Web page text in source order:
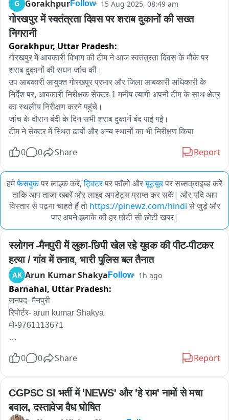
G GorakhpurFollow 15 Aug 2025, 08:49 am
गोरखपुर में स्वतंत्रता दिवस पर शराब दुकानों की सख्त
निगरानी
Gorakhpur, Uttar Pradesh:
गोरखपुर में आबकारी विभाग की टीम ने आज स्वतंत्रता दिवस के मौके पर
शराब दुकानों की सघन जांच की।
उप आबकारी आयुक्त गोरखपुर प्रभार और जिला आबकारी अधिकारी के
निर्देश पर, आबकारी निरीक्षक सेक्टर-1 मनीष त्यागी अपनी टीम के साथ क्षेत्र
का स्थलीय निरीक्षण करने पहुंचे।
जांच के दौरान बंदी के दिन सभी शराब दुकानें बंद पाई गईं।
टीम ने सेक्टर में स्थित ढाबों और अन्य स्थानों का भी निरीक्षण किया
0 0 Share Report
हमेंफेसबुकपर लाइक करें, ट्विटरपर फॉलो औरयूट्यूबपर सब्सक्राइब्ड करें
ताकि आप ताजा खबरें और लाइव अपडेट्स प्राप्त कर सकें| और यदि आप
विस्तार से पढ़ना चाहते हैं तो https://pinewz.com/hindi से जुड़े और
पाए अपने इलाके की हर छोटी सी छोटी खबर|
स्लोगन -मैनपुरी में लुका-छिपी खेल रहे युवक की पीट-पीटकर
हत्या / गांव में तनाव, भारी पुलिस बल तैनात
AK Arun Kumar Shakya Follow 1h ago
Barnahal, Uttar Pradesh:
जनपद- मैनपुरी
रिपोर्टर- arun kumar Shakya
मो-9761113671
स्लोगन -मैनपुरी में लुका-छिपी खेल रहे युवक की पीट-पीटकर हत्या / गांव में
एंकर-मैनपुरी से सनसनीखेज खबर सामने आई है जहां सिर्फ एक मजाक... एक
0 0 Share Report
CGPSC SI भर्ती में 'NEWS' और 'हे राम' नामों से मचा
बवाल, दस्तावेज वैध घोषित